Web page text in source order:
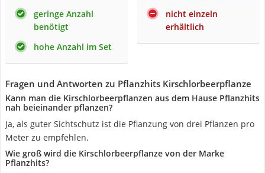
geringe Anzahl
benötigt
hohe Anzahl im Set
nicht einzeln
erhältlich
Fragen und Antworten zu Pflanzhits Kirschlorbeerpflanze
Kann man die Kirschlorbeerpflanzen aus dem Hause Pflanzhits
nah beieinander pflanzen?
Ja, als guter Sichtschutz ist die Pflanzung von drei Pflanzen pro
Meter zu empfehlen.
Wie groß wird die Kirschlorbeerpflanze von der Marke
Pflanzhits?